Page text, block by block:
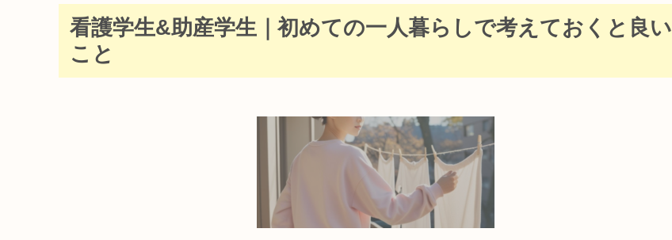
看護学生&助産学生｜初めての一人暮らしで考えておくと良い
こと